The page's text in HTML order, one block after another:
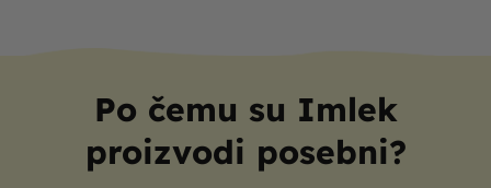
Po čemu su Imlek
proizvodi posebni?